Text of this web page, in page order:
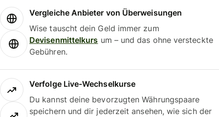
Vergleiche Anbieter von Überweisungen
Wise tauscht dein Geld immer zum
Devisenmittelkurs um – und das ohne versteckte
Gebühren.
Verfolge Live-Wechselkurse
Du kannst deine bevorzugten Währungspaare
speichern und dir jederzeit ansehen, wie sich der